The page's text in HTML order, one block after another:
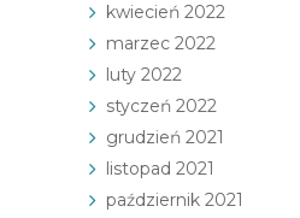
kwiecień 2022
marzec 2022
luty 2022
styczeń 2022
grudzień 2021
listopad 2021
październik 2021